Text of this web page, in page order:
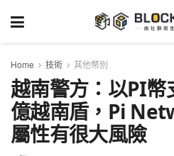
Home 技術 其他幣別
越南警方：以PI幣
億越南盾，Pi
屬性有很大風險